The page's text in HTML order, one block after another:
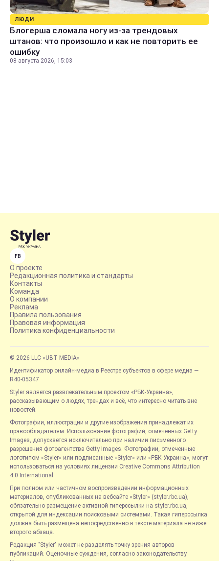
ЛЮДИ
Блогерша сломала ногу из-за трендовых
штанов: что произошло и как не повторить ее
ошибку
08 августа 2026, 15:03
FB
О проекте
Редакционная политика и стандарты
Контакты
Команда
О компании
Реклама
Правила пользования
Правовая информация
Политика конфиденциальности
© 2026 LLC «UBT MEDIA»
Идентификатор онлайн-медиа в Реестре субъектов в сфере медиа —
R40-05347
Styler является развлекательным проектом «РБК-Украина»,
рассказывающим о людях, трендах и всё, что интересно читать вне
новостей.
Фотографии, иллюстрации и другие изображения принадлежат их
правообладателям. Использование фотографий, отмеченных Getty
Images, допускается исключительно при наличии письменного
разрешения фотоагентства Getty Images. Фотографии, отмеченные
логотипом «Styler» или подписанные «Styler» или «РБК-Украина», могут
использоваться на условиях лицензии Creative Commons Attribution
4.0 International.
При полном или частичном воспроизведении информационных
материалов, опубликованных на вебсайте «Styler» (styler.rbc.ua),
обязательно размещение активной гиперссылки на styler.rbc.ua,
открытой для индексации поисковыми системами. Такая гиперссылка
должна быть размещена непосредственно в тексте материала не ниже
второго абзаца.
Редакция "Styler" может не разделять точку зрения авторов
публикаций. Оценочные суждения, согласно законодательству